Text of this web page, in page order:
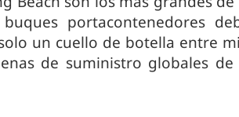
portacontenedores
un cuello de botella entre
de suministro globales de